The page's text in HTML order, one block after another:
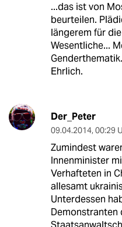
...das ist von
beurteilen.
längerem für
Wesentliche...
Ehrlich.
Der_Peter
09.04.2014, 00:29
Zumindest
Innenminister
Verhafteten in
allesamt
Unterdessen
Demonstranten